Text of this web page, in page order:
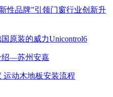
性品牌”引领门窗行业创新升
原装的威力Unicontrol6
绍—苏州安嘉
运动木地板安装流程